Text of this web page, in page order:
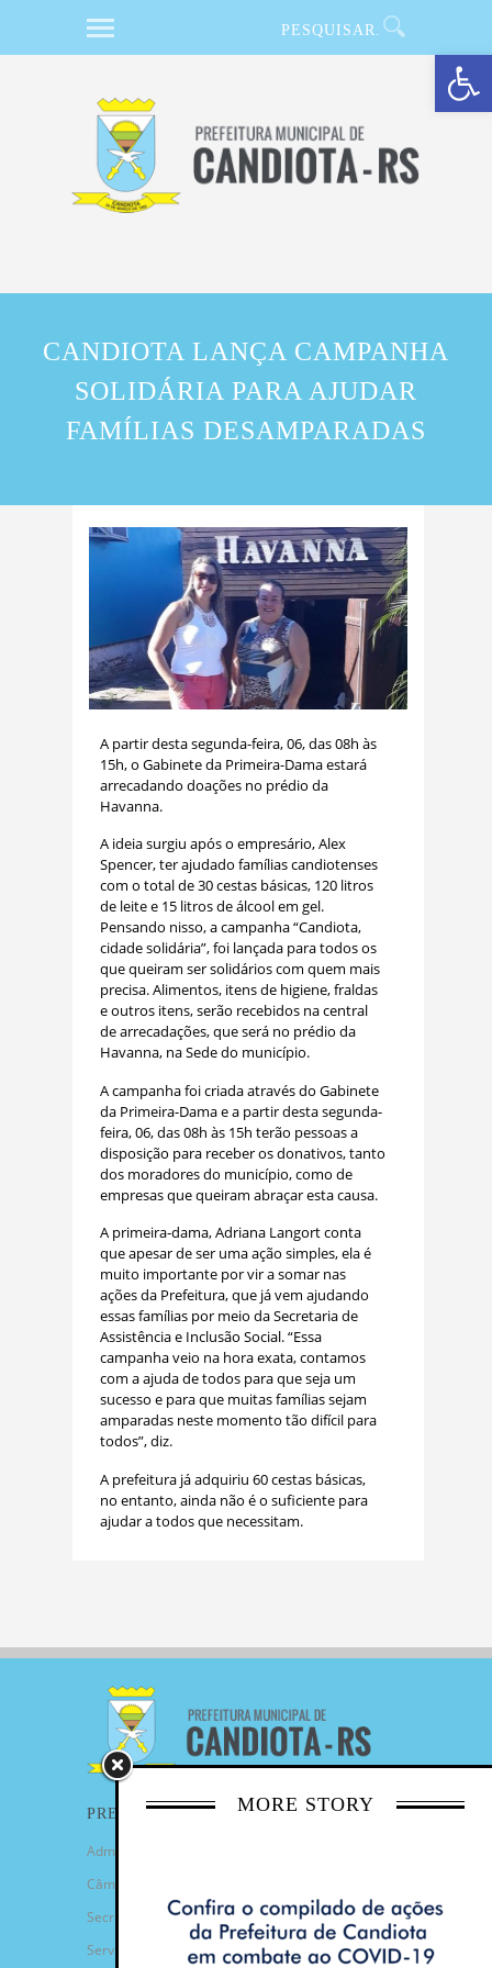
Barra de Ferramentas Aberta
CANDIOTA LANÇA CAMPANHA
SOLIDÁRIA PARA AJUDAR
FAMÍLIAS DESAMPARADAS
A partir desta segunda-feira, 06, das 08h às
15h, o Gabinete da Primeira-Dama estará
arrecadando doações no prédio da
Havanna.
A ideia surgiu após o empresário, Alex
Spencer, ter ajudado famílias candiotenses
com o total de 30 cestas básicas, 120 litros
de leite e 15 litros de álcool em gel.
Pensando nisso, a campanha “Candiota,
cidade solidária”, foi lançada para todos os
que queiram ser solidários com quem mais
precisa. Alimentos, itens de higiene, fraldas
e outros itens, serão recebidos na central
de arrecadações, que será no prédio da
Havanna, na Sede do município.
A campanha foi criada através do Gabinete
da Primeira-Dama e a partir desta segunda-
feira, 06, das 08h às 15h terão pessoas a
disposição para receber os donativos, tanto
dos moradores do município, como de
empresas que queiram abraçar esta causa.
A primeira-dama, Adriana Langort conta
que apesar de ser uma ação simples, ela é
muito importante por vir a somar nas
ações da Prefeitura, que já vem ajudando
essas famílias por meio da Secretaria de
Assistência e Inclusão Social. “Essa
campanha veio na hora exata, contamos
com a ajuda de todos para que seja um
sucesso e para que muitas famílias sejam
amparadas neste momento tão difícil para
todos”, diz.
A prefeitura já adquiriu 60 cestas básicas,
no entanto, ainda não é o suficiente para
ajudar a todos que necessitam.
MORE STORY
PREFEITURA
Administração Municipal
Câmara de Vereadores
Secretarias
Serviços